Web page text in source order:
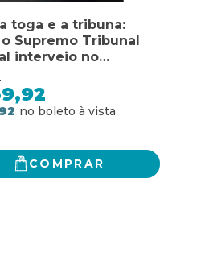
toga e a tribuna:
Supremo Tribunal
interveio no
legislativo desde a
de 1988
COMPRAR